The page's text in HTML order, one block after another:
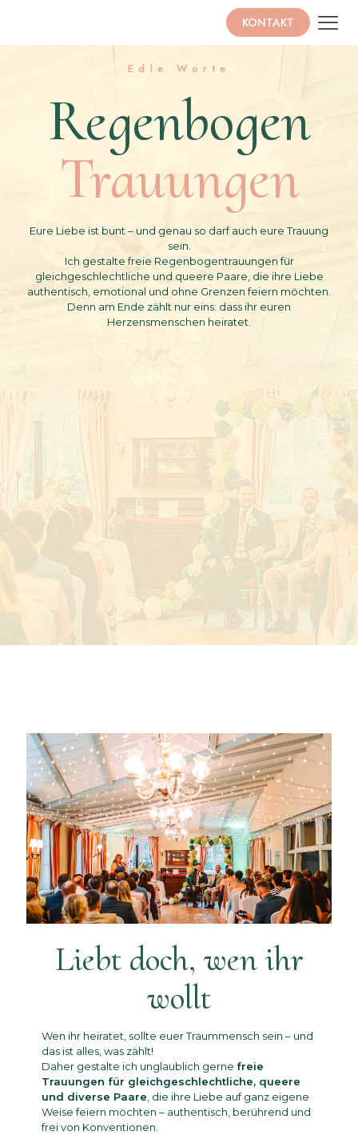
KONTAKT
Edle Worte
Regenbogen
Trauungen
Eure Liebe ist bunt – und genau so darf auch eure Trauung
sein.
Ich gestalte freie Regenbogentrauungen für
gleichgeschlechtliche und queere Paare, die ihre Liebe
authentisch, emotional und ohne Grenzen feiern möchten.
Denn am Ende zählt nur eins: dass ihr euren
Herzensmenschen heiratet.
Liebt doch, wen ihr
wollt
Wen ihr heiratet, sollte euer Traummensch sein – und
das ist alles, was zählt!
Daher gestalte ich unglaublich gerne freie
Trauungen für gleichgeschlechtliche, queere
und diverse Paare, die ihre Liebe auf ganz eigene
Weise feiern möchten – authentisch, berührend und
frei von Konventionen.